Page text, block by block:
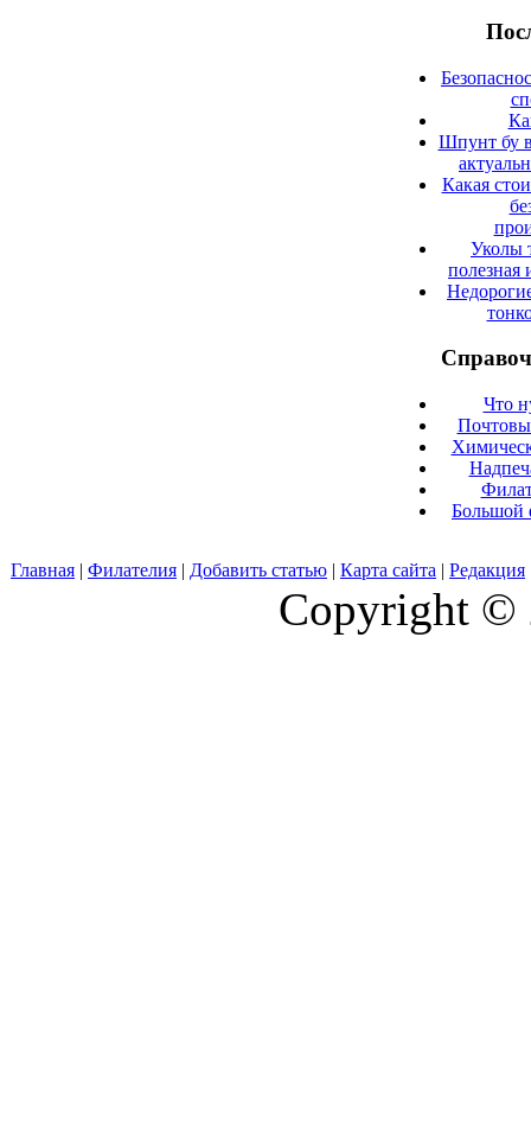
Шпунт бу
Какая
Уколы
полезная
Что
Большой
Главная | Филателия | Добавить статью | Карта сайта | Редакция
Copyright ©